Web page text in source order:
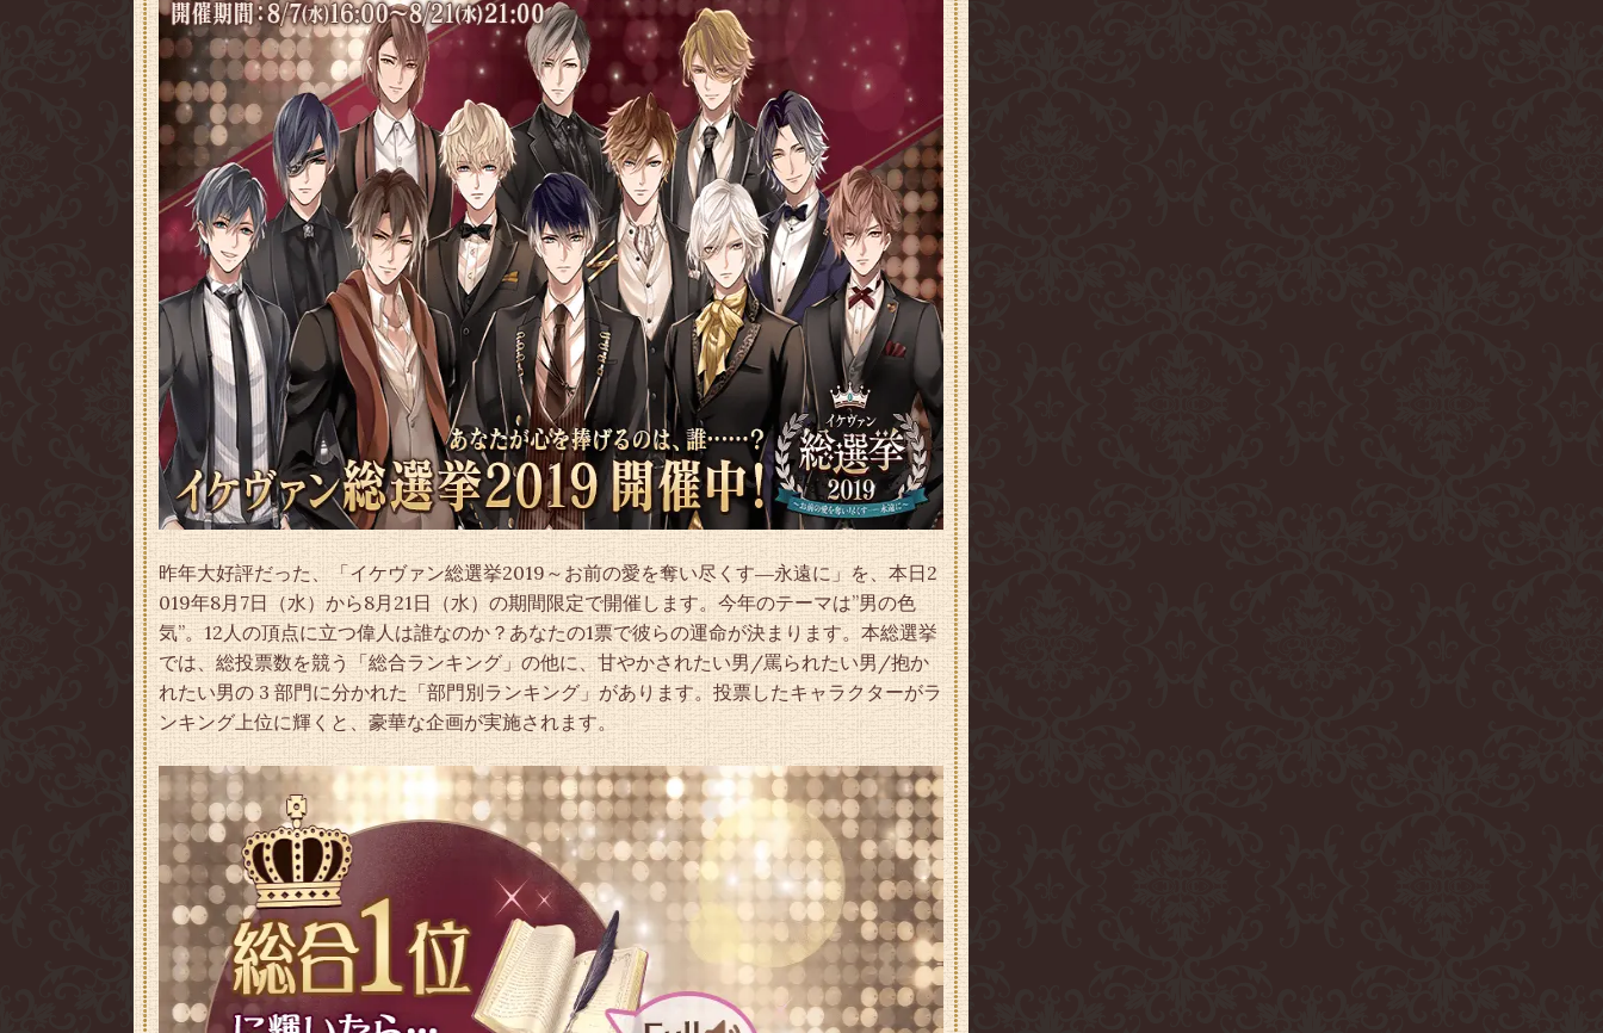
昨年大好評だった、「イケヴァン総選挙2019～お前の愛を奪い尽くす―永遠に」を、本日2
019年8月7日（水）から8月21日（水）の期間限定で開催します。今年のテーマは”男の色
気”。12人の頂点に立つ偉人は誰なのか？あなたの1票で彼らの運命が決まります。本総選挙
では、総投票数を競う「総合ランキング」の他に、甘やかされたい男/罵られたい男/抱か
れたい男の 3 部門に分かれた「部門別ランキング」があります。投票したキャラクターがラ
ンキング上位に輝くと、豪華な企画が実施されます。